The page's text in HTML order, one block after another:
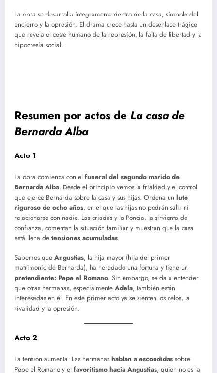
La obra se desarrolla íntegramente dentro de la casa, símbolo del
encierro y la opresión. El drama crece hasta un desenlace trágico
que revela el coste humano de la represión, la falta de libertad y la
hipocresía social.
Resumen por actos de La casa de
Bernarda Alba
Acto 1
La obra comienza con el funeral del segundo marido de
Bernarda Alba. Desde el principio vemos la frialdad y el control
que ejerce Bernarda sobre la casa y sus hijas. Ordena un luto
riguroso de ocho años, en el que las hijas no podrán salir ni
relacionarse con nadie. Las criadas y la Poncia, la sirvienta de
confianza, comentan la situación familiar y muestran que la casa
está llena de tensiones acumuladas.
Sabemos que Angustias, la hija mayor (hija del primer
matrimonio de Bernarda), ha heredado una fortuna y tiene un
pretendiente: Pepe el Romano. Sin embargo, se da a entender
que otras hermanas, especialmente Adela, también están
interesadas en él. En este primer acto ya se sienten los celos, la
rivalidad y la opresión.
Acto 2
La tensión aumenta. Las hermanas hablan a escondidas sobre
Pepe el Romano y el favoritismo hacia Angustias, quien no es la